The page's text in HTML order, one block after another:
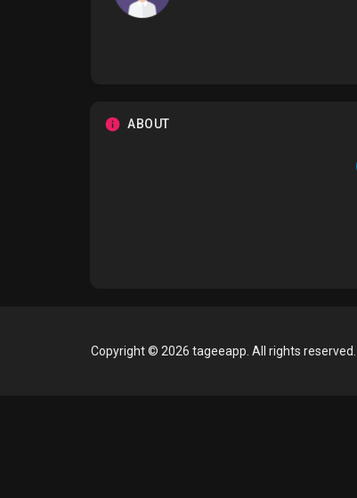
ABOUT
Copyright © 2026 tageeapp. All rights reserved.